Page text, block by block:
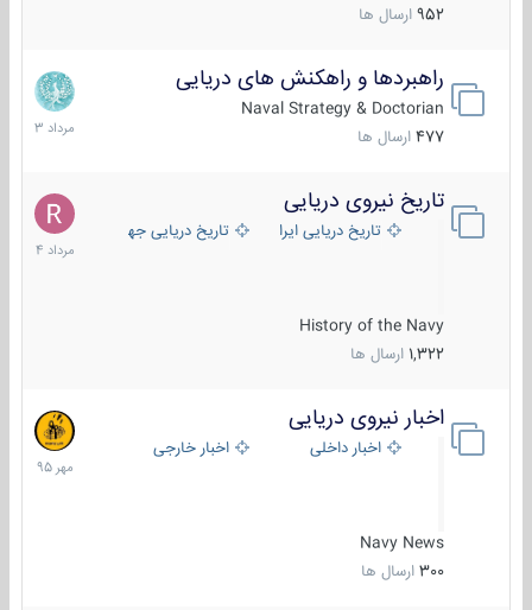
952 ارسال ها
راهبردها و راهکنش های دریایی
Naval Strategy & Doctorian
477 ارسال ها
2
مرداد
1403
تاریخ نیروی دریایی
تاریخ دریایی ایران تاریخ دریایی جهان
History of the Navy
1,322 ارسال ها
16
مرداد
1404
اخبار نیروی دریایی
اخبار داخلی اخبار خارجی
Navy News
300 ارسال ها
27
مهر
1395